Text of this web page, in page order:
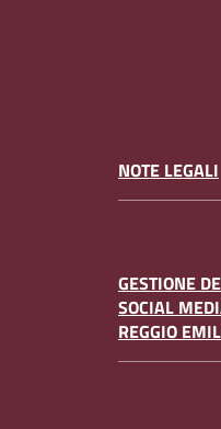
NOTE LEGALI
GESTIONE
SOCIAL
REGGIO